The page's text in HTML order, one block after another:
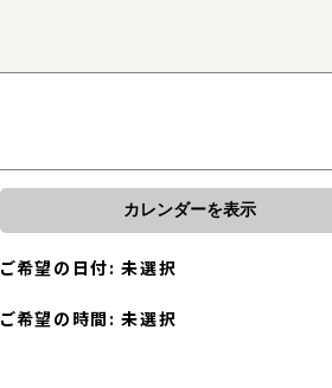
カレンダーを表示
ご希望の日付: 未選択
ご希望の時間: 未選択